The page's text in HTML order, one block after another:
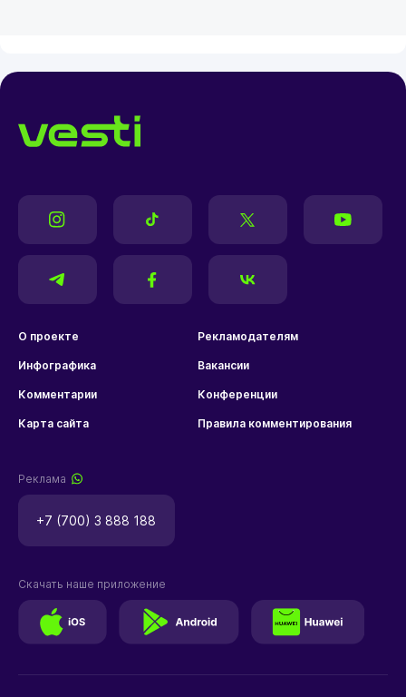
О проекте Рекламодателям
Инфографика Вакансии
Комментарии Конференции
Карта сайта Правила комментирования
Реклама
+7 (700) 3 888 188
Скачать наше приложение